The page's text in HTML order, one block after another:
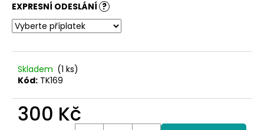
EXPRESNÍ ODESLÁNÍ ?
Skladem (1 ks)
Kód: TK169
300 Kč